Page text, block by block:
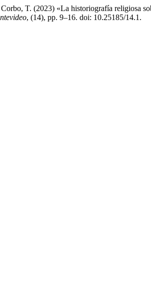
T. (2023) «La historiografía religiosa
, (14), pp. 9–16. doi: 10.25185/14.1.